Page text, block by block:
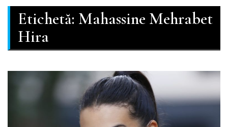
Etichetă: Mahassine Mehrabet
Hira